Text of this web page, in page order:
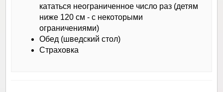
кататься неограниченное число раз (детям
ниже 120 см - с некоторыми
ограничениями)
Обед (шведский стол)
Страховка